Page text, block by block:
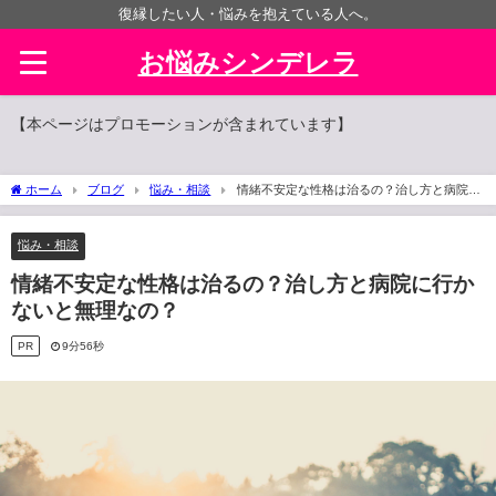
復縁したい人・悩みを抱えている人へ。
お悩みシンデレラ
【本ページはプロモーションが含まれています】
ホーム ブログ 悩み・相談
情緒不安定な性格は治るの？治し方と病院に
行かないと無理なの？
悩み・相談
情緒不安定な性格は治るの？治し方と病院に行か
ないと無理なの？
PR 9分56秒